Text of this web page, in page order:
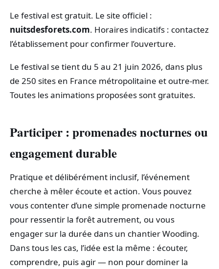
Le festival est gratuit. Le site officiel :
nuitsdesforets.com. Horaires indicatifs : contactez
l’établissement pour confirmer l’ouverture.
Le festival se tient du 5 au 21 juin 2026, dans plus
de 250 sites en France métropolitaine et outre‑mer.
Toutes les animations proposées sont gratuites.
Participer : promenades nocturnes ou
engagement durable
Pratique et délibérément inclusif, l’événement
cherche à mêler écoute et action. Vous pouvez
vous contenter d’une simple promenade nocturne
pour ressentir la forêt autrement, ou vous
engager sur la durée dans un chantier Wooding.
Dans tous les cas, l’idée est la même : écouter,
comprendre, puis agir — non pour dominer la